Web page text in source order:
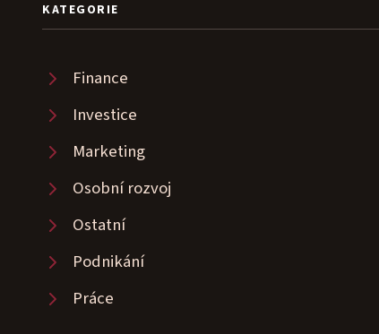
KATEGORIE
Finance
Investice
Marketing
Osobní rozvoj
Ostatní
Podnikání
Práce